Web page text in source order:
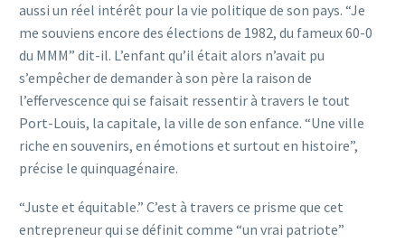
aussi un réel intérêt pour la vie politique de son pays. “Je
me souviens encore des élections de 1982, du fameux 60-0
du MMM” dit-il. L’enfant qu’il était alors n’avait pu
s’empêcher de demander à son père la raison de
l’effervescence qui se faisait ressentir à travers le tout
Port-Louis, la capitale, la ville de son enfance. “Une ville
riche en souvenirs, en émotions et surtout en histoire”,
précise le quinquagénaire.
“Juste et équitable.” C’est à travers ce prisme que cet
entrepreneur qui se définit comme “un vrai patriote”